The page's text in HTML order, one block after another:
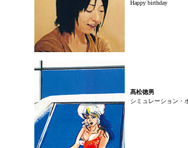
Happy birthday
髙松徳男
シミュレーション・